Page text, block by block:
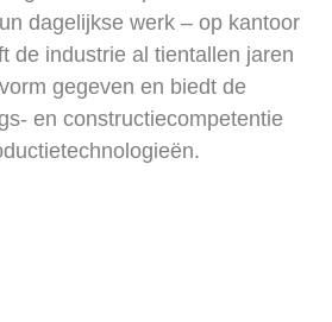
dagelijkse werk – op kantoor
de industrie al tientallen jaren
gegeven en biedt de
en constructiecompetentie